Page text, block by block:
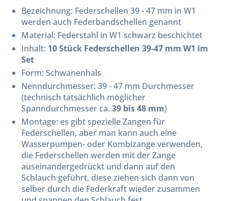
Bezeichnung: Federschellen 39 - 47 mm in W1
werden auch Federbandschellen genannt
Material: Federstahl in W1 schwarz beschichtet
Inhalt: 10 Stück Federschellen 39-47 mm W1 im
Set
Form: Schwanenhals
Nenndurchmesser: 39 - 47 mm Durchmesser
(technisch tatsächlich möglicher
Spanndurchmesser ca. 39 bis 48 mm)
Montage: es gibt spezielle Zangen für
Federschellen, aber man kann auch eine
Wasserpumpen- oder Kombizange verwenden,
die Federschellen werden mit der Zange
auseinandergedrückt und dann auf den
Schlauch geführt, diese ziehen sich dann von
selber durch die Federkraft wieder zusammen